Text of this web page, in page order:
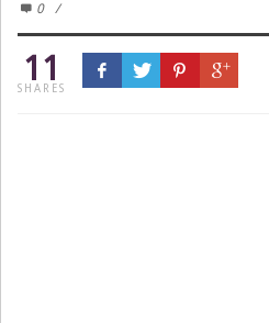
0
/
11
SHARES